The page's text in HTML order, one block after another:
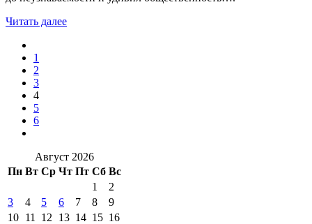
Читать далее
1
2
3
4
5
6
Август 2026
Пн Вт Ср Чт Пт Сб Вс
1
2
3
4 5 6 7 8
9
10 11 12 13 14 15 16